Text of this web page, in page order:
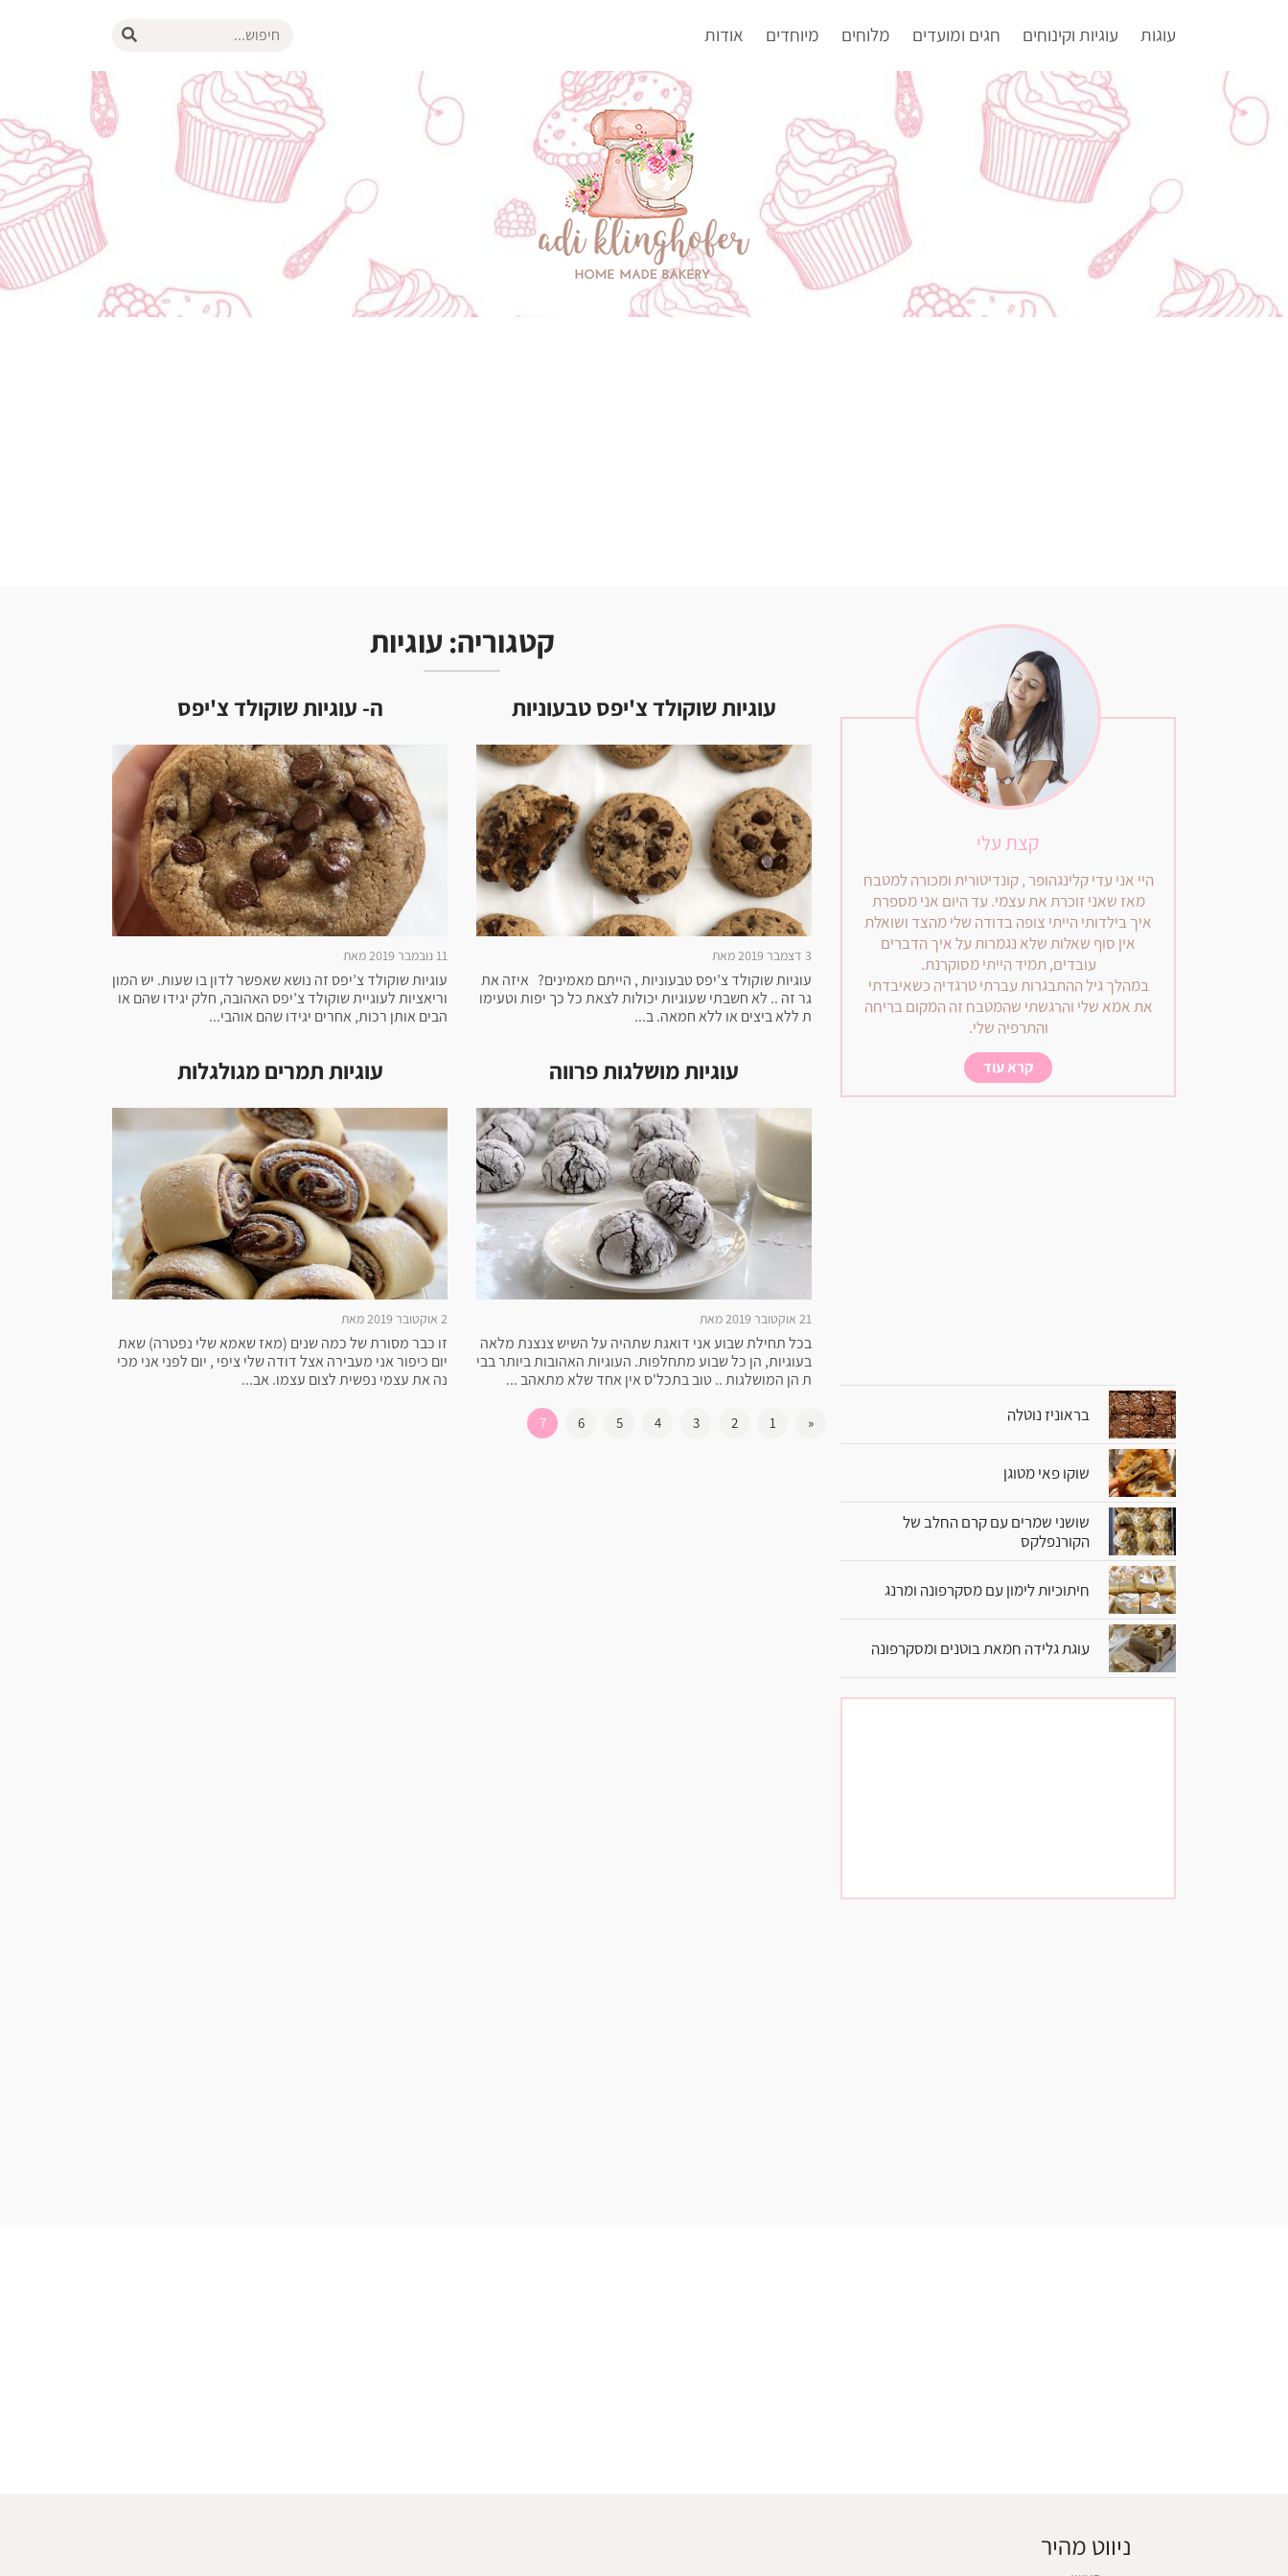
עוגות עוגיות וקינוחים חגים ומועדים מלוחים מיוחדים אודות
קצת עלי
היי אני עדי קלינגהופר , קונדיטורית ומכורה למטבח
מאז שאני זוכרת את עצמי. עד היום אני מספרת
איך בילדותי הייתי צופה בדודה שלי מהצד ושואלת
אין סוף שאלות שלא נגמרות על איך הדברים
עובדים, תמיד הייתי מסוקרנת.
במהלך גיל ההתבגרות עברתי טרגדיה כשאיבדתי
את אמא שלי והרגשתי שהמטבח זה המקום בריחה
והתרפיה שלי.
קרא עוד
בראוניז נוטלה
שוקו פאי מטוגן
שושני שמרים עם קרם החלב של
הקורנפלקס
חיתוכיות לימון עם מסקרפונה ומרנג
עוגת גלידה חמאת בוטנים ומסקרפונה
קטגוריה: עוגיות
עוגיות שוקולד צ'יפס טבעוניות
3 דצמבר 2019 מאת
עוגיות שוקולד צ’יפס טבעוניות , הייתם מאמינים? איזה את
גר זה .. לא חשבתי שעוגיות יכולות לצאת כל כך יפות וטעימו
ת ללא ביצים או ללא חמאה. ב...
ה- עוגיות שוקולד צ'יפס
11 נובמבר 2019 מאת
עוגיות שוקולד צ’יפס זה נושא שאפשר לדון בו שעות. יש המון
וריאציות לעוגיית שוקולד צ’יפס האהובה, חלק יגידו שהם או
הבים אותן רכות, אחרים יגידו שהם אוהבי...
עוגיות מושלגות פרווה
21 אוקטובר 2019 מאת
בכל תחילת שבוע אני דואגת שתהיה על השיש צנצנת מלאה
בעוגיות, הן כל שבוע מתחלפות. העוגיות האהובות ביותר בבי
ת הן המושלגות .. טוב בתכל'ס אין אחד שלא מתאהב ...
עוגיות תמרים מגולגלות
2 אוקטובר 2019 מאת
זו כבר מסורת של כמה שנים (מאז שאמא שלי נפטרה) שאת
יום כיפור אני מעבירה אצל דודה שלי ציפי , יום לפני אני מכי
נה את עצמי נפשית לצום עצמו. אב...
«
1
2
3
4
5
6
7
ניווט מהיר